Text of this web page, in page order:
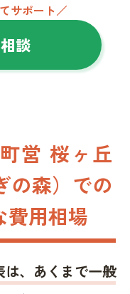
サポート／
談
営 桜ヶ丘
の森）での
費用相場
、あくまで一般